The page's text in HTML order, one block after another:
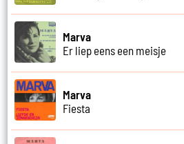
Marva
Er liep eens een meisje
Marva
Fiesta